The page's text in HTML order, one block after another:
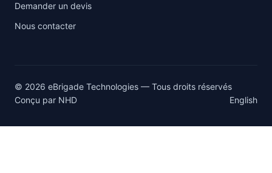
Demander un devis
Nous contacter
© 2026 eBrigade Technologies — Tous droits réservés
Conçu par NHD English